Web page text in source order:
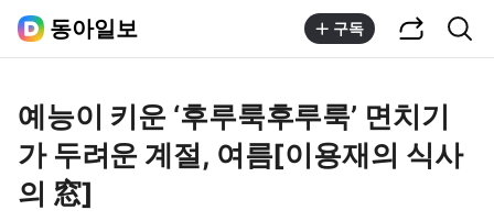
동아일보 구독
예능이 키운 ‘후루룩후루룩’ 면치기
가 두려운 계절, 여름[이용재의 식사
의 窓]